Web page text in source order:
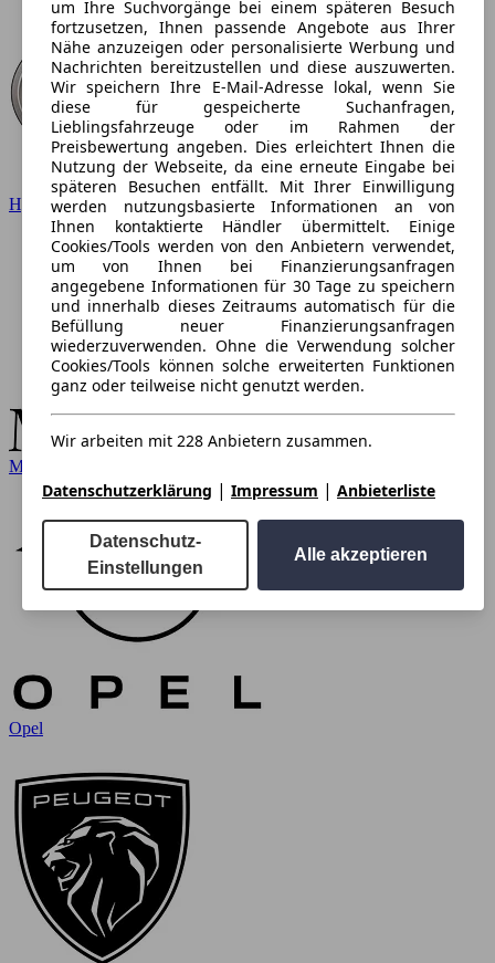
Hyundai
Mercedes-Benz
Opel
um Ihre Suchvorgänge bei einem späteren Besuch
fortzusetzen, Ihnen passende Angebote aus Ihrer
Nähe anzuzeigen oder personalisierte Werbung und
Nachrichten bereitzustellen und diese auszuwerten.
Wir speichern Ihre E-Mail-Adresse lokal, wenn Sie
diese für gespeicherte Suchanfragen,
Lieblingsfahrzeuge oder im Rahmen der
Preisbewertung angeben. Dies erleichtert Ihnen die
Nutzung der Webseite, da eine erneute Eingabe bei
späteren Besuchen entfällt. Mit Ihrer Einwilligung
werden nutzungsbasierte Informationen an von
Ihnen kontaktierte Händler übermittelt. Einige
Cookies/Tools werden von den Anbietern verwendet,
um von Ihnen bei Finanzierungsanfragen
angegebene Informationen für 30 Tage zu speichern
und innerhalb dieses Zeitraums automatisch für die
Befüllung neuer Finanzierungsanfragen
wiederzuverwenden. Ohne die Verwendung solcher
Cookies/Tools können solche erweiterten Funktionen
ganz oder teilweise nicht genutzt werden.
Wir arbeiten mit 228 Anbietern zusammen.
Datenschutzerklärung | Impressum | Anbieterliste
Datenschutz-
Einstellungen
Alle akzeptieren